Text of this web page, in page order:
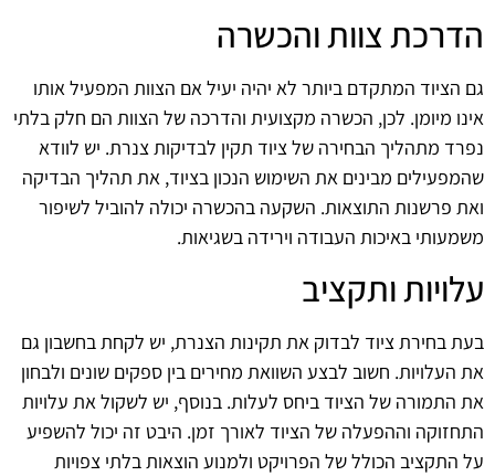
הדרכת צוות והכשרה
גם הציוד המתקדם ביותר לא יהיה יעיל אם הצוות המפעיל אותו
אינו מיומן. לכן, הכשרה מקצועית והדרכה של הצוות הם חלק בלתי
נפרד מתהליך הבחירה של ציוד תקין לבדיקות צנרת. יש לוודא
שהמפעילים מבינים את השימוש הנכון בציוד, את תהליך הבדיקה
ואת פרשנות התוצאות. השקעה בהכשרה יכולה להוביל לשיפור
משמעותי באיכות העבודה וירידה בשגיאות.
עלויות ותקציב
בעת בחירת ציוד לבדוק את תקינות הצנרת, יש לקחת בחשבון גם
את העלויות. חשוב לבצע השוואת מחירים בין ספקים שונים ולבחון
את התמורה של הציוד ביחס לעלות. בנוסף, יש לשקול את עלויות
התחזוקה וההפעלה של הציוד לאורך זמן. היבט זה יכול להשפיע
על התקציב הכולל של הפרויקט ולמנוע הוצאות בלתי צפויות